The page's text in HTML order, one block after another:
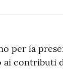
per la
ai